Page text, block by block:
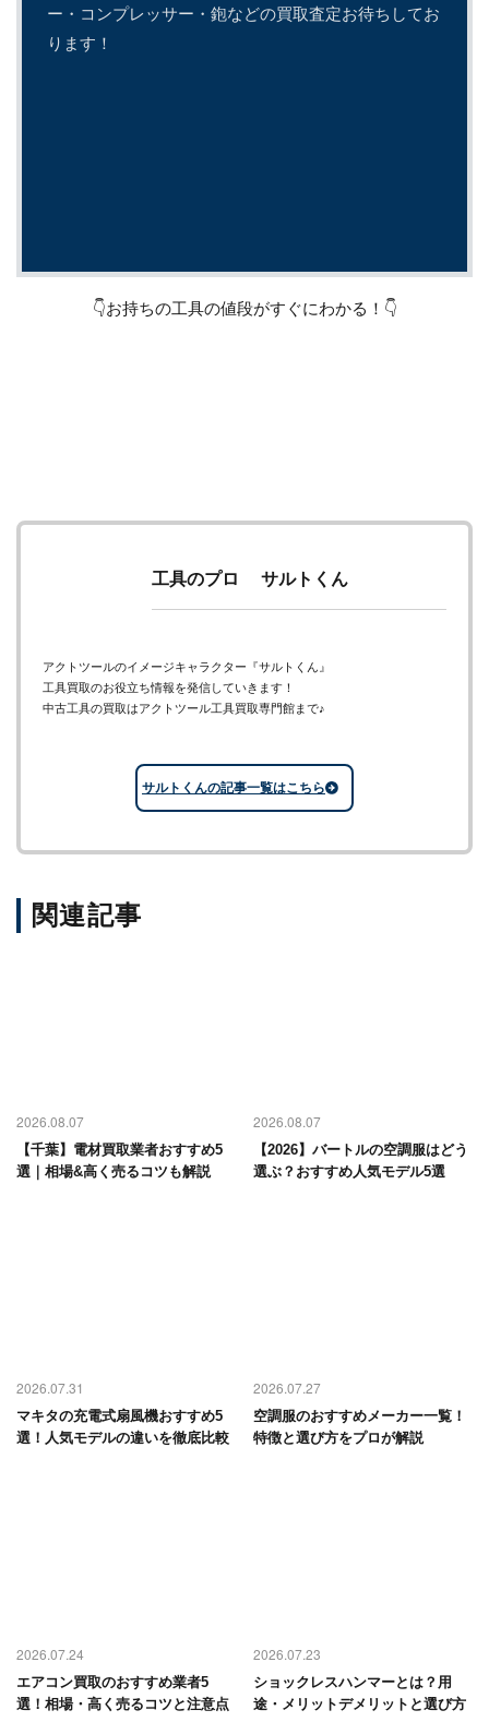
ー・コンプレッサー・鉋などの買取査定お待ちしてお
ります！
👇お持ちの工具の値段がすぐにわかる！👇
工具のプロ サルトくん
アクトツールのイメージキャラクター『サルトくん』
工具買取のお役立ち情報を発信していきます！
中古工具の買取はアクトツール工具買取専門館まで♪
サルトくんの記事一覧はこちら
関連記事
2026.08.07
【千葉】電材買取業者おすすめ5
選｜相場&高く売るコツも解説
2026.08.07
【2026】バートルの空調服はどう
選ぶ？おすすめ人気モデル5選
2026.07.31
マキタの充電式扇風機おすすめ5
選！人気モデルの違いを徹底比較
2026.07.27
空調服のおすすめメーカー一覧！
特徴と選び方をプロが解説
2026.07.24
エアコン買取のおすすめ業者5
選！相場・高く売るコツと注意点
2026.07.23
ショックレスハンマーとは？用
途・メリットデメリットと選び方